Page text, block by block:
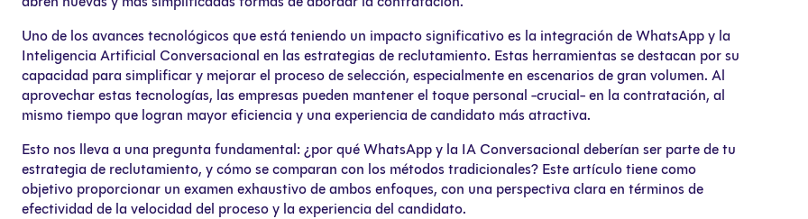
Uno de los avances tecnológicos que está teniendo un impacto significativo es la integración de WhatsApp y la
Inteligencia Artificial Conversacional en las estrategias de reclutamiento. Estas herramientas se destacan por su
capacidad para simplificar y mejorar el proceso de selección, especialmente en escenarios de gran volumen. Al
aprovechar estas tecnologías, las empresas pueden mantener el toque personal -crucial- en la contratación, al
mismo tiempo que logran mayor eficiencia y una experiencia de candidato más atractiva.
Esto nos lleva a una pregunta fundamental: ¿por qué WhatsApp y la IA Conversacional deberían ser parte de tu
estrategia de reclutamiento, y cómo se comparan con los métodos tradicionales? Este artículo tiene como
objetivo proporcionar un examen exhaustivo de ambos enfoques, con una perspectiva clara en términos de
efectividad de la velocidad del proceso y la experiencia del candidato.